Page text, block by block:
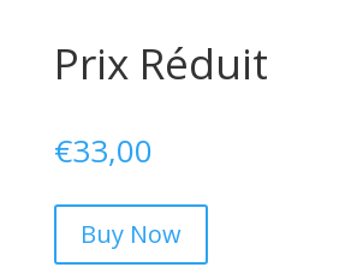
Prix Réduit
€33,00
Buy Now